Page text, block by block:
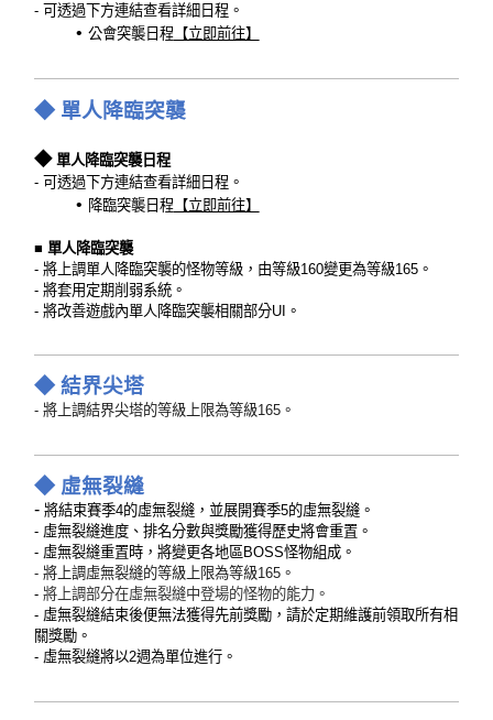
- 可透過下方連結查看詳細日程。
公會突襲日程【立即前往】
◆ 單人降臨突襲
◆ 單人降臨突襲日程
- 可透過下方連結查看詳細日程。
降臨突襲日程【立即前往】
■ 單人降臨突襲
- 將上調單人降臨突襲的怪物等級，由等級160變更為等級165。
- 將套用定期削弱系統。
- 將改善遊戲內單人降臨突襲相關部分UI。
◆ 結界尖塔
- 將上調結界尖塔的等級上限為等級165。
◆ 虛無裂縫
- 將結束賽季4的虛無裂縫，並展開賽季5的虛無裂縫。
- 虛無裂縫進度、排名分數與獎勵獲得歷史將會重置。
- 虛無裂縫重置時，將變更各地區BOSS怪物組成。
- 將上調虛無裂縫的等級上限為等級165。
- 將上調部分在虛無裂縫中登場的怪物的能力。
- 虛無裂縫結束後便無法獲得先前獎勵，請於定期維護前領取所有相
關獎勵。
- 虛無裂縫將以2週為單位進行。